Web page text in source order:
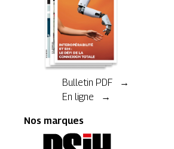
Bulletin PDF →
En ligne →
Nos marques